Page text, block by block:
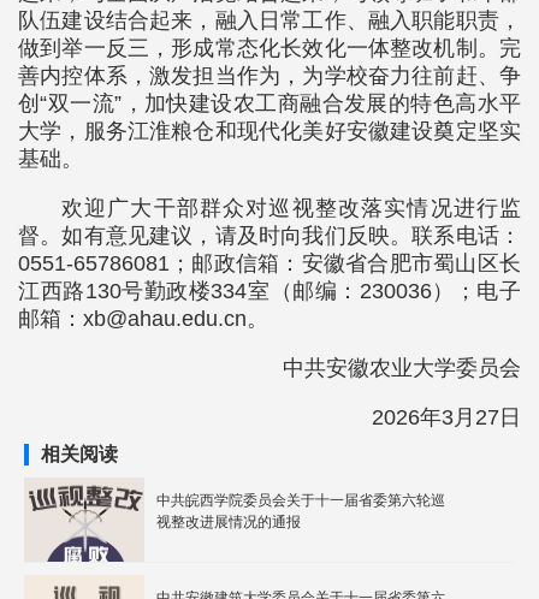
队伍建设结合起来，融入日常工作、融入职能职责，
做到举一反三，形成常态化长效化一体整改机制。完
善内控体系，激发担当作为，为学校奋力往前赶、争
创“双一流”，加快建设农工商融合发展的特色高水平
大学，服务江淮粮仓和现代化美好安徽建设奠定坚实
基础。
欢迎广大干部群众对巡视整改落实情况进行监
督。如有意见建议，请及时向我们反映。联系电话：
0551-65786081；邮政信箱：安徽省合肥市蜀山区长
江西路130号勤政楼334室（邮编：230036）；电子
邮箱：xb@ahau.edu.cn。
中共安徽农业大学委员会
2026年3月27日
相关阅读
中共皖西学院委员会关于十一届省委第六轮巡
视整改进展情况的通报